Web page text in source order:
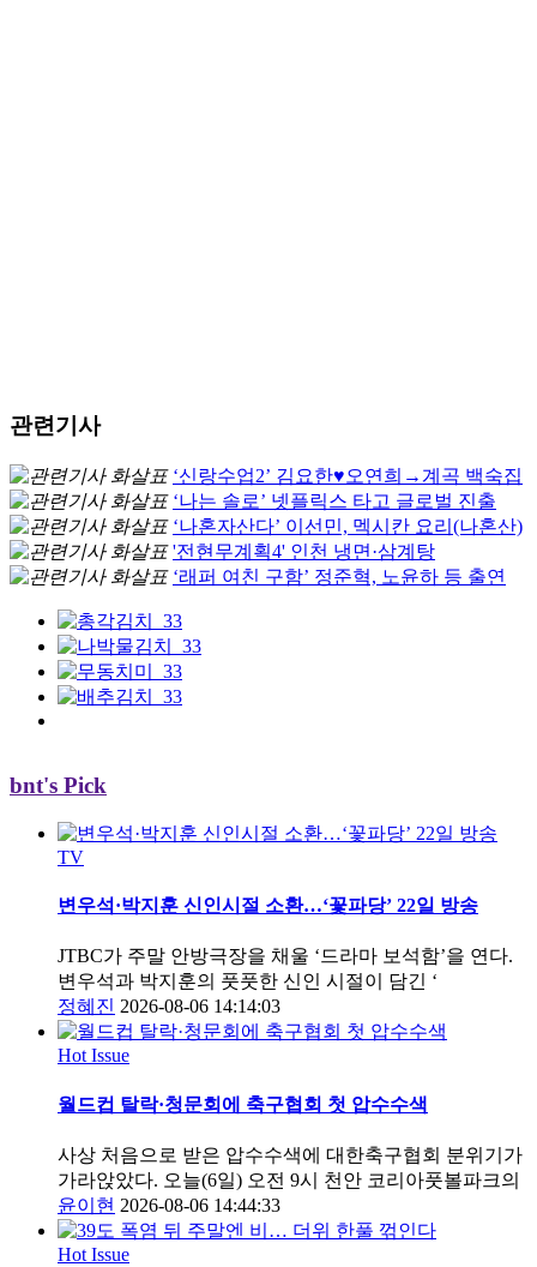
관련기사
‘신랑수업2’ 김요한♥오연희→계곡 백숙집
‘나는 솔로’ 넷플릭스 타고 글로벌 진출
‘나혼자산다’ 이선민, 멕시칸 요리(나혼산)
'전현무계획4' 인천 냉면·삼계탕
‘래퍼 여친 구함’ 정준혁, 노윤하 등 출연
bnt's Pick
TV
변우석·박지훈 신인시절 소환…‘꽃파당’ 22일 방송
JTBC가 주말 안방극장을 채울 ‘드라마 보석함’을 연다.
변우석과 박지훈의 풋풋한 신인 시절이 담긴 ‘
정혜진 2026-08-06 14:14:03
Hot Issue
월드컵 탈락·청문회에 축구협회 첫 압수수색
사상 처음으로 받은 압수수색에 대한축구협회 분위기가
가라앉았다. 오늘(6일) 오전 9시 천안 코리아풋볼파크의
윤이현 2026-08-06 14:44:33
Hot Issue